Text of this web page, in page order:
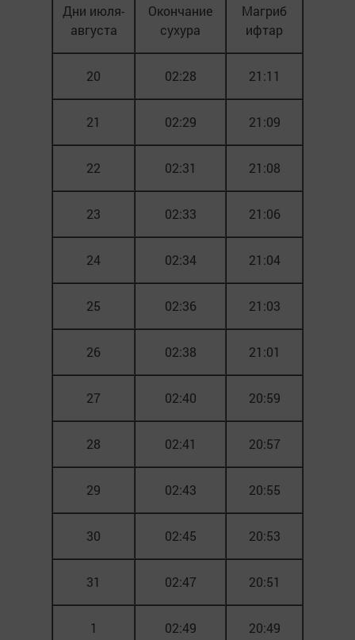
Дни июля-
августа
Окончание
сухура
Магриб
ифтар
20 02:28 21:11
21 02:29 21:09
22 02:31 21:08
23 02:33 21:06
24 02:34 21:04
25 02:36 21:03
26 02:38 21:01
27 02:40 20:59
28 02:41 20:57
29 02:43 20:55
30 02:45 20:53
31 02:47 20:51
1 02:49 20:49